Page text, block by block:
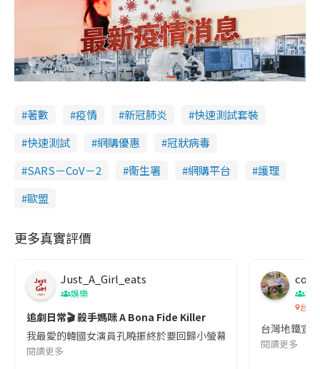
著數 疫情 新冠肺炎
快速測試套裝
快速測試
網購優惠
冠狀病毒
SARS－CoV－2
衞生署 網購平台
護理
歐盟
更多真實評價
Just_A_Girl_eats
娛樂
追劇日常🎬 殺手媽咪 A Bona Fide Killer
我最愛的韓國女演員孔曉振終於要回歸小螢幕啦!這次的劇本改編
閱讀更多
co
吹
台灣
台灣地鐵宣
閱讀更多